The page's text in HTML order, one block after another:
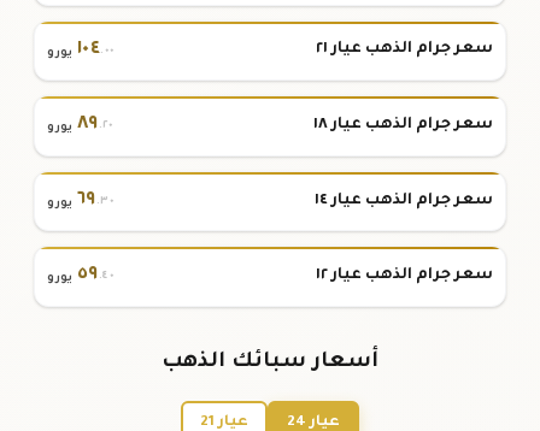
سعر جرام الذهب عيار ٢١ ١٠٤.٠٠ يورو
سعر جرام الذهب عيار ١٨ ٨٩.٢٠ يورو
سعر جرام الذهب عيار ١٤ ٦٩.٣٠ يورو
سعر جرام الذهب عيار ١٢ ٥٩.٤٠ يورو
أسعار سبائك الذهب
عيار 24 عيار 21